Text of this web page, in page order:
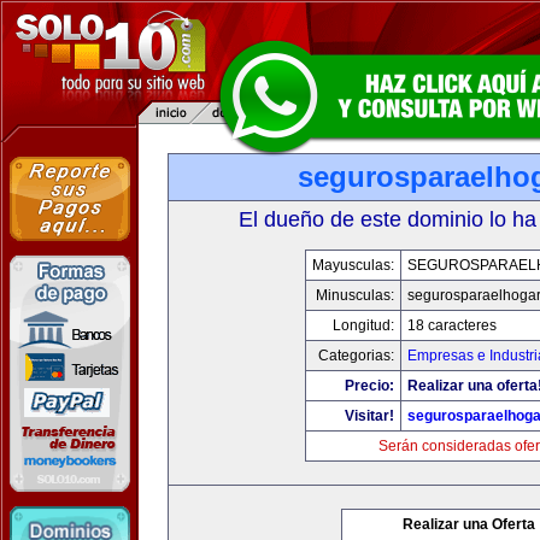
El dueño de este dominio lo
Mayusculas:
Minusculas:
Longitud:
18 caracteres
Categorias:
Empresas e
Precio:
Realizar una
Visitar!
Serán consideradas
Realizar una Oferta